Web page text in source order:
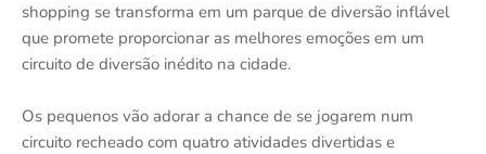
shopping se transforma em um parque de diversão inflável
que promete proporcionar as melhores emoções em um
circuito de diversão inédito na cidade.
Os pequenos vão adorar a chance de se jogarem num
circuito recheado com quatro atividades divertidas e